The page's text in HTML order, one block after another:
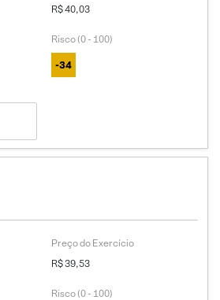
R$ 40,03
Risco (0 - 100)
-34
Preço do Exercício
R$ 39,53
Risco (0 - 100)